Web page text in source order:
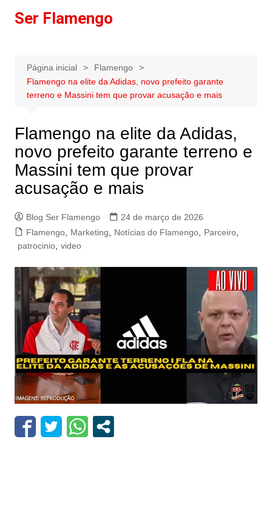
paraSer Flamengo
Página inicial
Flamengo
Flamengo na elite da Adidas, novo prefeito garante
terreno e Massini tem que provar acusação e mais
Flamengo na elite da Adidas,
novo prefeito garante terreno e
Massini tem que provar
acusação e mais
Blog Ser Flamengo
24 de março de 2026
Flamengo, Marketing Notícias do Flamengo, Parceiro,
patrocinio, video